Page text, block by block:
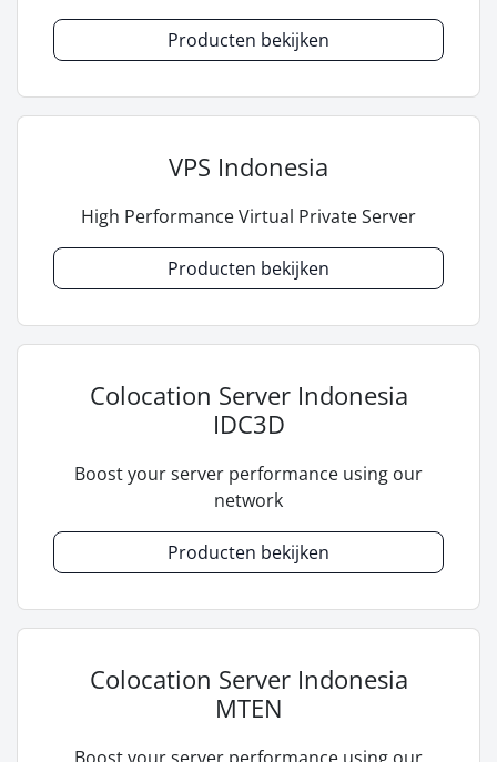
Producten bekijken
VPS Indonesia
High Performance Virtual Private Server
Producten bekijken
Colocation Server Indonesia
IDC3D
Boost your server performance using our
network
Producten bekijken
Colocation Server Indonesia
MTEN